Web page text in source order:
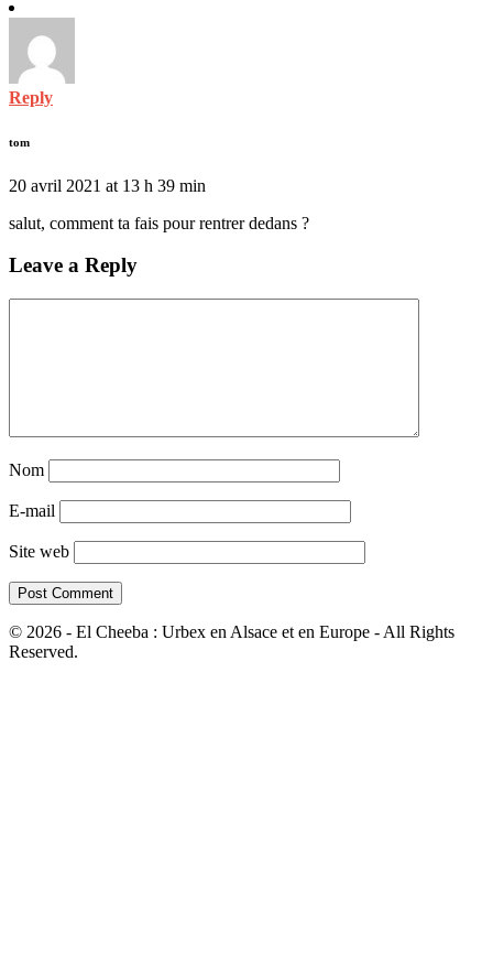
Reply
tom
20 avril 2021 at 13 h 39 min
salut, comment ta fais pour rentrer dedans ?
Leave a Reply
Nom
E-mail
Site web
© 2026 - El Cheeba : Urbex en Alsace et en Europe - All Rights
Reserved.